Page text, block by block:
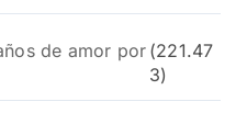
de amor por (221.47
3)